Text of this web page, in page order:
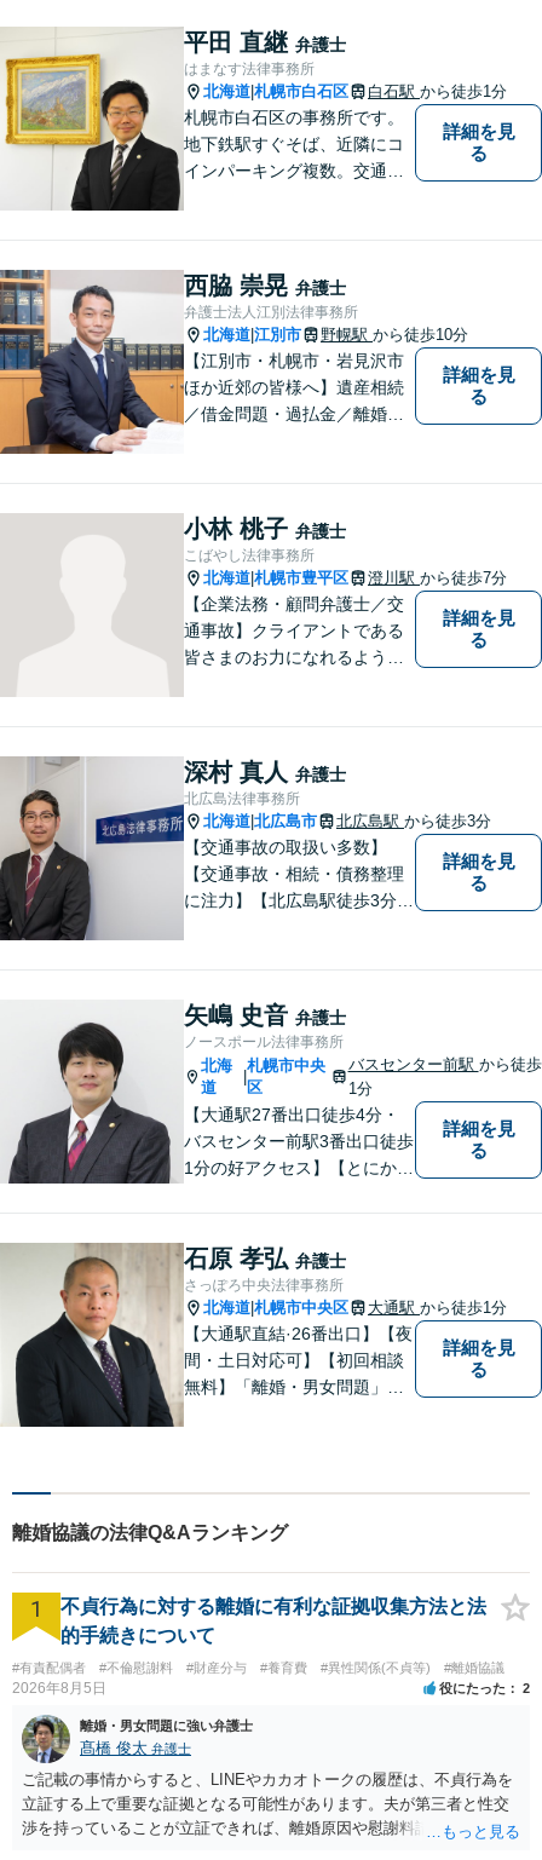
平田 直継 弁護士
はまなす法律事務所
北海道 札幌市白石区 白石駅 から徒歩1分
札幌市白石区の事務所です。
地下鉄駅すぐそば、近隣にコ
インパーキング複数。交通の
もアクセス良好。相続、交通
事故、離婚、債務整理など幅
広く対応する４０代の経験豊
富な弁護士です。
詳細を見
る
西脇 崇晃 弁護士
弁護士法人江別法律事務所
北海道 江別市 野幌駅 から徒歩10分
【江別市・札幌市・岩見沢市
ほか近郊の皆様へ】遺産相続
／借金問題・過払金／離婚／
気軽にお問い合わせ下さい。
詳細を見
る
小林 桃子 弁護士
こばやし法律事務所
北海道 札幌市豊平区 澄川駅 から徒歩7分
【企業法務・顧問弁護士／交
通事故】クライアントである
皆さまのお力になれるよう全
詳細を見
る
深村 真人 弁護士
北広島法律事務所
北海道 北広島市 北広島駅 から徒歩3分
【交通事故の取扱い多数】
【交通事故・相続・債務整理
に注力】【北広島駅徒歩3分】
続、交通事故、労働、企業法
務など、多岐に渡る分野に精
通しています。どうぞお気軽
にご連絡ください。
詳細を見
る
矢嶋 史音 弁護士
ノースポール法律事務所
北海
道
札幌市中央
区
バスセンター前駅 から徒歩
1分
【大通駅27番出口徒歩4分・
バスセンター前駅3番出口徒歩
1分の好アクセス】【とにかく
り】【相談だけでお悩みを解
決することもよくあります】
法律だけにとらわれず、依頼
者にとってベストな解決方法
を一緒に考えていきます。
詳細を見
る
石原 孝弘 弁護士
さっぽろ中央法律事務所
北海道 札幌市中央区 大通駅 から徒歩1分
【大通駅直結·26番出口】【夜
間・土日対応可】【初回相談
無料】「離婚・男女問題」
い、解決までの道筋を示しま
詳細を見
る
離婚協議の法律Q&Aランキング
1
不貞行為に対する離婚に有利な証拠収集方法と法
的手続きについて
#有責配偶者 #不倫慰謝料 #財産分与 #養育費 #異性関係(不貞等) #離婚協議
2026年8月5日 役にたった 2
離婚・男女問題に強い弁護士
髙橋 俊太 弁護士
ご記載の事情からすると、LINEやカカオトークの履歴は、不貞行為を
立証する上で重要な証拠となる可能性があります。夫が第三者と性交
渉を持っていることが立証できれば、離婚原因や慰謝料請求を検討す